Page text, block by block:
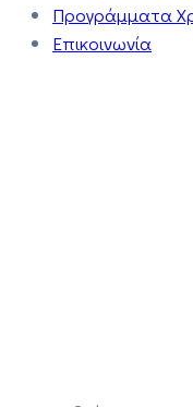
Προγράμματα
Επικοινωνία